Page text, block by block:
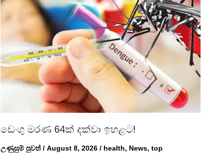
ඩෙංගු මරණ 64ක් දක්වා ඉහළට!
උණුසුම් පුවත් /August 8, 2026/ health, News,top